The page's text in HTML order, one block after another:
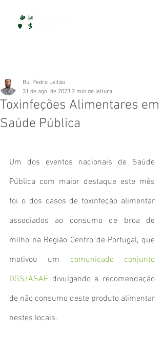
Toxinfeções Alimentares em
Saúde Pública
Rui Pedro Leitão
31 de ago. de 2023 2 min de leitura
Um dos eventos nacionais de Saúde
Pública com maior destaque este mês
foi o dos casos de toxinfeção alimentar
associados ao consumo de broa de
milho na Região Centro de Portugal, que
motivou um comunicado conjunto
DGS/ASAE divulgando a recomendação
de não consumo deste produto alimentar
nestes locais.